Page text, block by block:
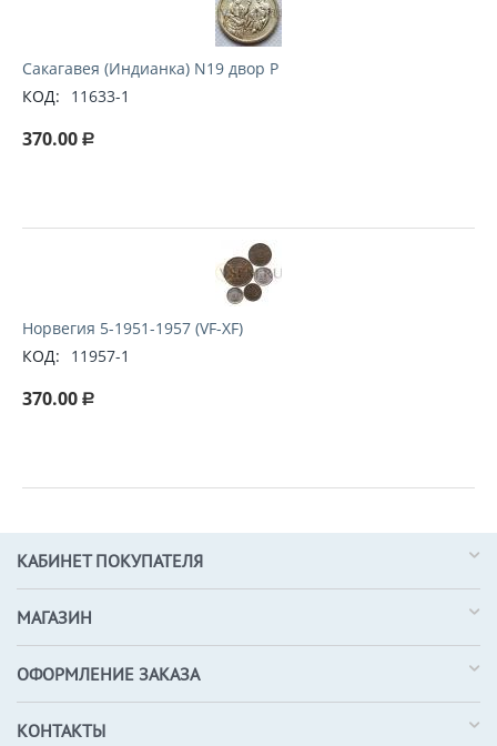
Сакагавея (Индианка) N19 двор P
КОД:
11633-1
370.00 Р
Норвегия 5-1951-1957 (VF-XF)
КОД:
11957-1
370.00 Р
КАБИНЕТ ПОКУПАТЕЛЯ
МАГАЗИН
ОФОРМЛЕНИЕ ЗАКАЗА
КОНТАКТЫ